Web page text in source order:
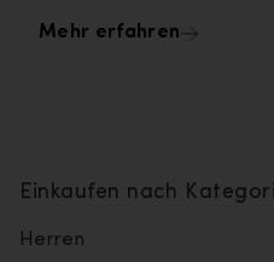
Mehr erfahren
Einkaufen nach
Herren